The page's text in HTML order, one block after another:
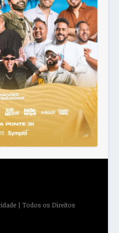
| Todos os Direitos